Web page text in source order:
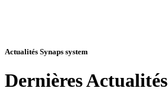
Actualités Synaps system
DernièresActualités